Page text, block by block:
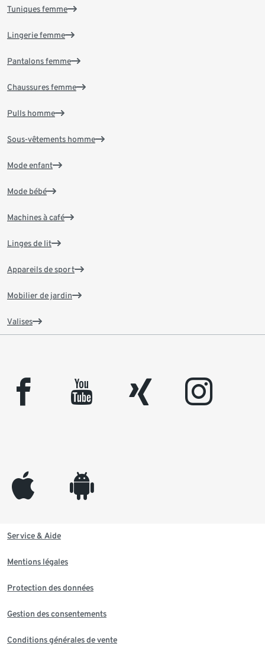
Tuniques femme
Lingerie femme
Pantalons femme
Chaussures femme
Pulls homme
Sous-vêtements homme
Mode enfant
Mode bébé
Machines à café
Linges de lit
Appareils de sport
Mobilier de jardin
Valises
facebook youtube xing instagram
appleinc android
Service & Aide
Mentions légales
Protection des données
Gestion des consentements
Conditions générales de vente